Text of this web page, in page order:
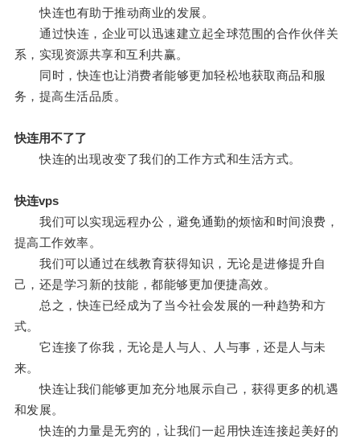
快连也有助于推动商业的发展。
通过快连，企业可以迅速建立起全球范围的合作伙伴关
系，实现资源共享和互利共赢。
同时，快连也让消费者能够更加轻松地获取商品和服
务，提高生活品质。
快连用不了了
快连的出现改变了我们的工作方式和生活方式。
快连vps
我们可以实现远程办公，避免通勤的烦恼和时间浪费，
提高工作效率。
我们可以通过在线教育获得知识，无论是进修提升自
己，还是学习新的技能，都能够更加便捷高效。
总之，快连已经成为了当今社会发展的一种趋势和方
式。
它连接了你我，无论是人与人、人与事，还是人与未
来。
快连让我们能够更加充分地展示自己，获得更多的机遇
和发展。
快连的力量是无穷的，让我们一起用快连连接起美好的